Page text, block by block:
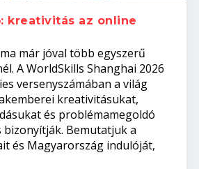
kreativitás az online
már jóval több egyszerű
A WorldSkills Shanghai 2026
versenyszámában a világ
kreativitásukat,
és problémamegoldó
bizonyítják. Bemutatjuk a
és Magyarország indulóját,